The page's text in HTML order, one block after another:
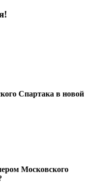
Спартака в новой
Московского